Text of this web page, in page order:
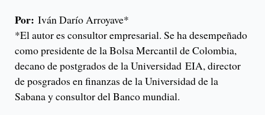
Por: Iván Darío Arroyave*
*El autor es consultor empresarial. Se ha desempeñado
como presidente de la Bolsa Mercantil de Colombia,
decano de postgrados de la Universidad EIA, director
de posgrados en finanzas de la Universidad de la
Sabana y consultor del Banco mundial.